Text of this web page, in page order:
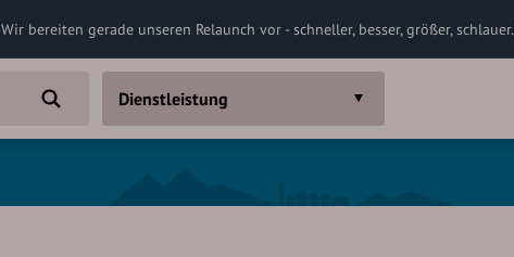
Wir bereiten gerade unseren Relaunch vor - schneller, besser, größer, schlauer.
Dienstleistung